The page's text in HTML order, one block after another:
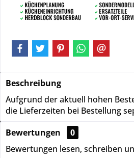
Beschreibung
Aufgrund der aktuell hohen
die Lieferzeiten bei Bestellung
Bewertungen
0
Bewertungen lesen, schreiben